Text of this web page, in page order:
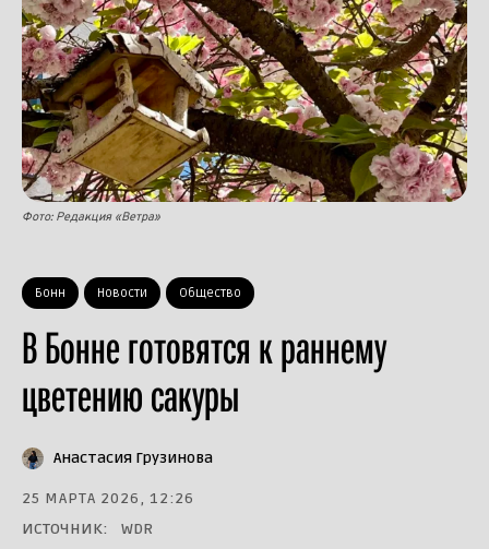
Бонн Новости Общество
В Бонне готовятся к раннему
цветению сакуры
Фото: Редакция «Ветра»
Анастасия Грузинова
25 МАРТА 2026, 12:26
ИСТОЧНИК:
WDR